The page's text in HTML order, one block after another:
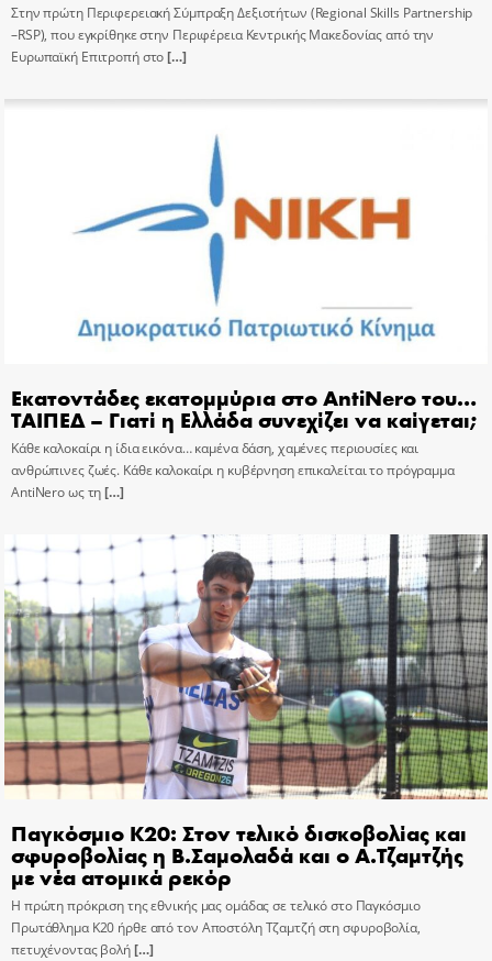
Στην πρώτη Περιφερειακή Σύμπραξη Δεξιοτήτων (Regional Skills Partnership
–RSP), που εγκρίθηκε στην Περιφέρεια Κεντρικής Μακεδονίας από την
Ευρωπαϊκή Επιτροπή στο[…]
Εκατοντάδες εκατομμύρια στο AntiNero του…
ΤΑΙΠΕΔ – Γιατί η Ελλάδα συνεχίζει να καίγεται;
Κάθε καλοκαίρι η ίδια εικόνα… καμένα δάση, χαμένες περιουσίες και
ανθρώπινες ζωές. Κάθε καλοκαίρι η κυβέρνηση επικαλείται το πρόγραμμα
AntiNero ως τη[…]
Παγκόσμιο Κ20: Στον τελικό δισκοβολίας και
σφυροβολίας η Β.Σαμολαδά και ο Α.Τζαμτζής
με νέα ατομικά ρεκόρ
Η πρώτη πρόκριση της εθνικής μας ομάδας σε τελικό στο Παγκόσμιο
Πρωτάθλημα Κ20 ήρθε από τον Αποστόλη Τζαμτζή στη σφυροβολία,
πετυχένοντας βολή[…]